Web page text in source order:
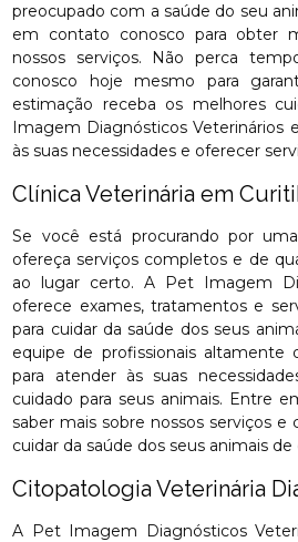
preocupado com a saúde do seu
em contato conosco para obter
nossos serviços. Não perca
conosco hoje mesmo para
estimação receba os melhores
Imagem Diagnósticos Veterinários
às suas necessidades e oferecer
Clínica Veterinária em
Se você está procurando por
ofereça serviços completos e de
ao lugar certo. A Pet Imagem
oferece exames, tratamentos e
para cuidar da saúde dos seus
equipe de profissionais altamente
para atender às suas
cuidado para seus animais. Entre
saber mais sobre nossos serviços
cuidar da saúde dos seus animais
Citopatologia Veterinária
A Pet Imagem Diagnósticos